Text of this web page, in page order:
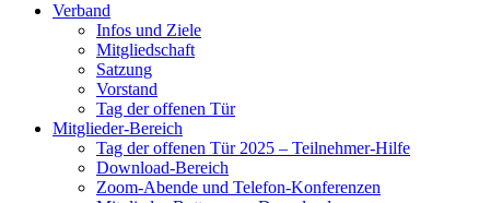
Verband
Infos und Ziele
Mitgliedschaft
Satzung
Vorstand
Tag der offenen Tür
Mitglieder-Bereich
Tag der offenen Tür 2025 – Teilnehmer-Hilfe
Download-Bereich
Zoom-Abende und Telefon-Konferenzen